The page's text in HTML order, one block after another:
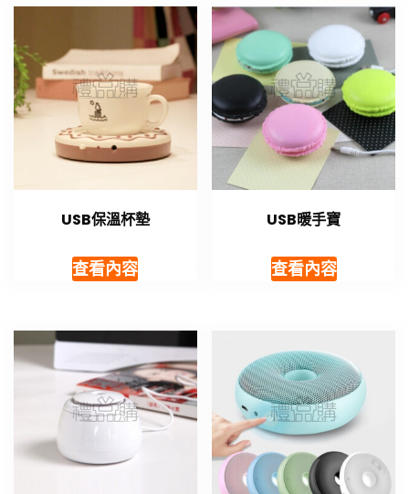
USB保溫杯墊
查看內容
USB暖手寶
查看內容